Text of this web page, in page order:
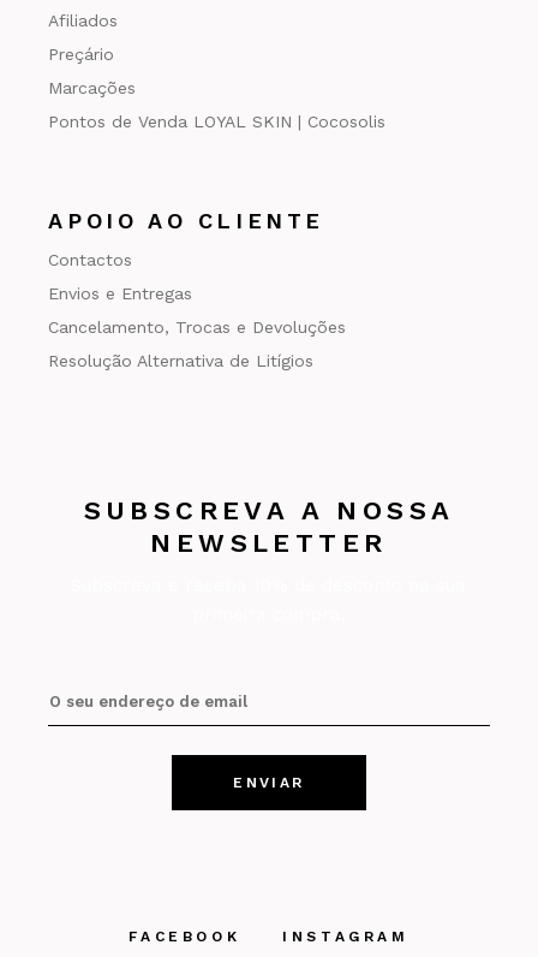
Afiliados
Preçário
Marcações
Pontos de Venda LOYAL SKIN | Cocosolis
APOIO AO CLIENTE
Contactos
Envios e Entregas
Cancelamento, Trocas e Devoluções
Resolução Alternativa de Litígios
SUBSCREVA A NOSSA
NEWSLETTER
FACEBOOK INSTAGRAM